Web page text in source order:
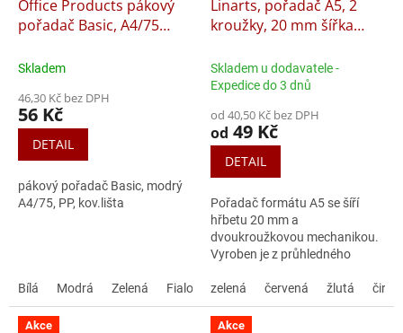
Office Products pákový
pořadač Basic, A4/75
Skladem
46,30 Kč bez DPH
56 Kč
DETAIL
pákový pořadač Basic, modrý
A4/75, PP, kov.lišta
Bílá Modrá Zelená Fialová Žlutá Oranžová Černá
Linarts, pořadač A5, 2
kroužky, 20 mm šířka
Skladem u dodavatele -
Expedice do 3 dnů
od 40,50 Kč bez DPH
od 49 Kč
DETAIL
Pořadač formátu A5 se šíří
hřbetu 20 mm a
dvoukroužkovou mechanikou.
Vyroben je z průhledného
široké škále barev.
zelená červená žlutá čirá
Akce Akce